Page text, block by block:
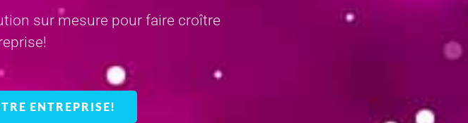
sur mesure pour faire croître
ENTREPRISE!